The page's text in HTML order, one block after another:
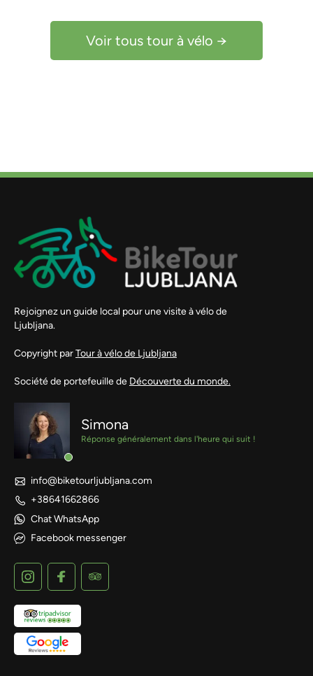
Voir tous tour à vélo →
Rejoignez un guide local pour une visite à vélo de
Ljubljana.
Copyright parTour à vélo de Ljubljana
Société de portefeuille de Découverte du monde.
Simona
Réponse généralement dans l'heure qui suit !
info@biketourljubljana.com
+38641662866
Chat WhatsApp
Facebook messenger